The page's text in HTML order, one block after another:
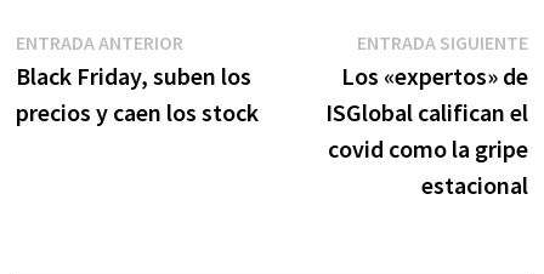
Navegación
de
entradas
ENTRADA ANTERIOREntrada
anterior:
Black Friday, suben los
precios y caen los stock
ENTRADA SIGUIENTE
Los «expertos» de
ISGlobal califican el
covid como la gripe
estacional